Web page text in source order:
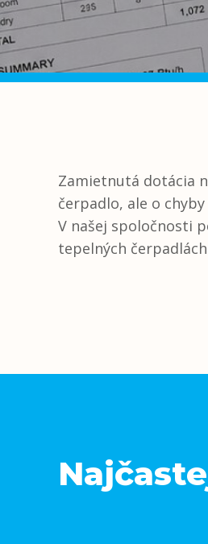
Zamietnutá dotácia
čerpadlo, ale o
V našej spoločnosti
tepelných